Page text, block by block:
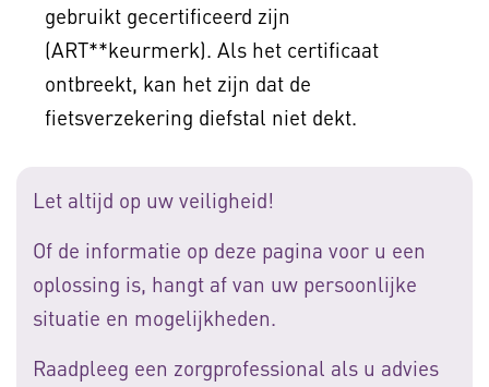
gebruikt gecertificeerd zijn
(ART**keurmerk). Als het certificaat
ontbreekt, kan het zijn dat de
fietsverzekering diefstal niet dekt.
Let altijd op uw veiligheid!
Of de informatie op deze pagina voor u een
oplossing is, hangt af van uw persoonlijke
situatie en mogelijkheden.
Raadpleeg een zorgprofessional als u advies